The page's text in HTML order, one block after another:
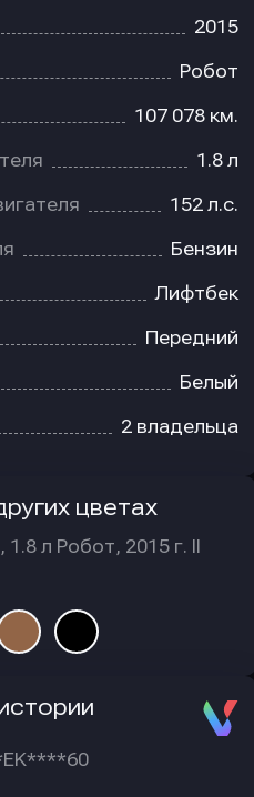
2015
Робот
107 078 км.
1.8 л
152 л.с.
Бензин
Лифтбек
Передний
Белый
2 владельца
цветах
1.8 л Робот, 2015 г. II